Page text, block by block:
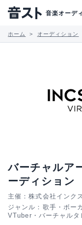
音楽オーデ
ホーム オーディション
バーチャルア
ーディション
主催：株式会社インク
ジャンル： 歌手・ボー
VTuber・バーチャルタ